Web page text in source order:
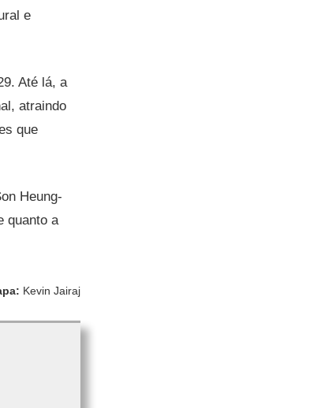
e
Até lá, a
atraindo
que
Heung-
quanto a
Kevin Jairaj